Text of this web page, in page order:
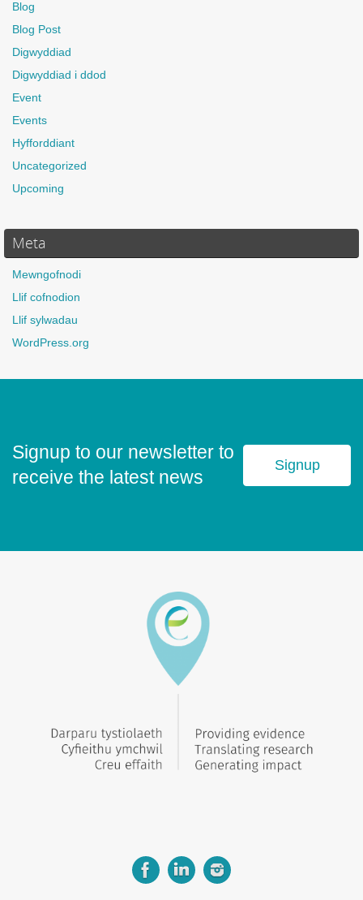
Blog
Blog Post
Digwyddiad
Digwyddiad i ddod
Event
Events
Hyfforddiant
Uncategorized
Upcoming
Meta
Mewngofnodi
Llif cofnodion
Llif sylwadau
WordPress.org
Signup to our newsletter to
receive the latest news
Signup